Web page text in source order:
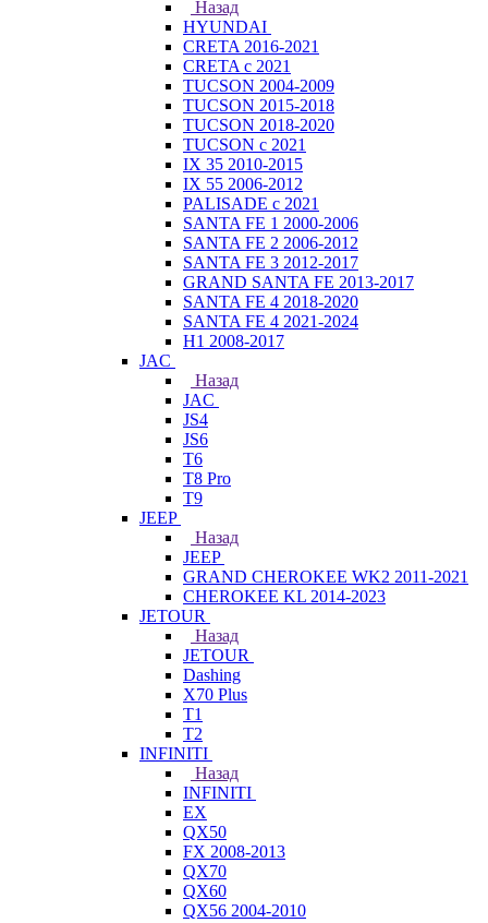
Назад
HYUNDAI
CRETA 2016-2021
CRETA с 2021
TUCSON 2004-2009
TUCSON 2015-2018
TUCSON 2018-2020
TUCSON с 2021
IX 35 2010-2015
IX 55 2006-2012
PALISADE с 2021
SANTA FE 1 2000-2006
SANTA FE 2 2006-2012
SANTA FE 3 2012-2017
GRAND SANTA FE 2013-2017
SANTA FE 4 2018-2020
SANTA FE 4 2021-2024
H1 2008-2017
JAC
Назад
JAC
JS4
JS6
T6
T8 Pro
T9
JEEP
Назад
JEEP
GRAND CHEROKEE WK2 2011-2021
CHEROKEE KL 2014-2023
JETOUR
Назад
JETOUR
Dashing
X70 Plus
T1
T2
INFINITI
Назад
INFINITI
EX
QX50
FX 2008-2013
QX70
QX60
QX56 2004-2010